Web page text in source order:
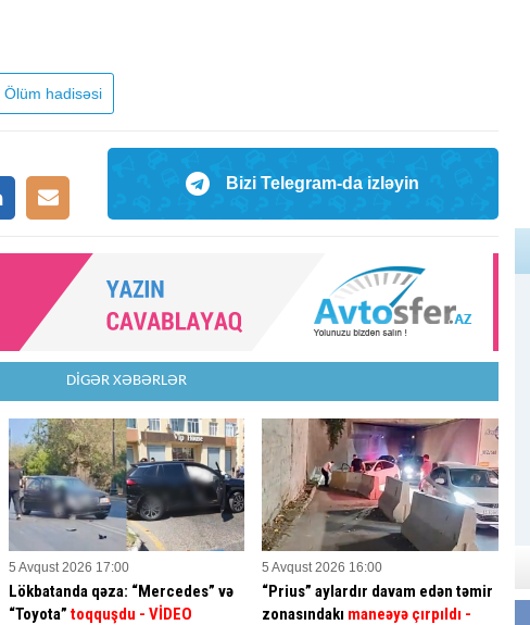
Ölüm hadisəsi
Bizi Telegram-da izləyin
DİGƏR XƏBƏRLƏR
5 Avqust 2026 17:00
Lökbatanda qəza: “Mercedes” və
“Toyota” toqquşdu - VİDEO
5 Avqust 2026 16:00
“Prius” aylardır davam edən təmir
zonasındakı maneəyə çırpıldı -